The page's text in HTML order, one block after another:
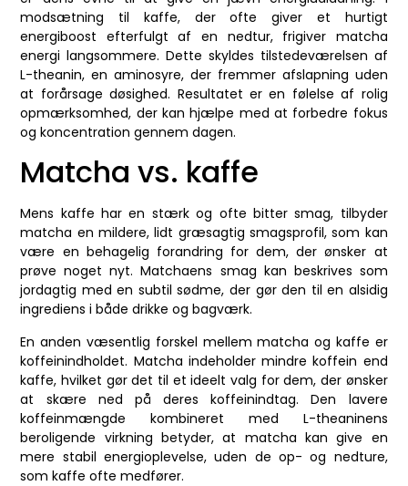
modsætning til kaffe, der ofte giver et hurtigt
energiboost efterfulgt af en nedtur, frigiver matcha
energi langsommere. Dette skyldes tilstedeværelsen af
L-theanin, en aminosyre, der fremmer afslapning uden
at forårsage døsighed. Resultatet er en følelse af rolig
opmærksomhed, der kan hjælpe med at forbedre fokus
og koncentration gennem dagen.
Matcha vs. kaffe
Mens kaffe har en stærk og ofte bitter smag, tilbyder
matcha en mildere, lidt græsagtig smagsprofil, som kan
være en behagelig forandring for dem, der ønsker at
prøve noget nyt. Matchaens smag kan beskrives som
jordagtig med en subtil sødme, der gør den til en alsidig
ingrediens i både drikke og bagværk.
En anden væsentlig forskel mellem matcha og kaffe er
koffeinindholdet. Matcha indeholder mindre koffein end
kaffe, hvilket gør det til et ideelt valg for dem, der ønsker
at skære ned på deres koffeinindtag. Den lavere
koffeinmængde kombineret med L-theaninens
beroligende virkning betyder, at matcha kan give en
mere stabil energioplevelse, uden de op- og nedture,
som kaffe ofte medfører.